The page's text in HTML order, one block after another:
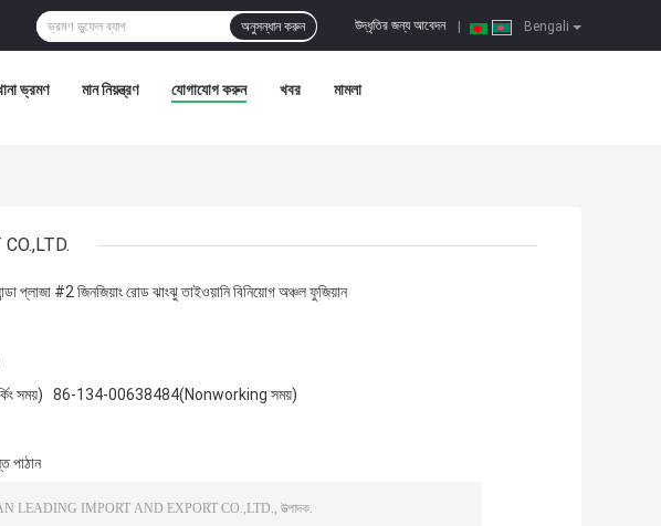
Bengali
উদ্ধৃতির জন্য আবেদন
অনুসন্ধান করুন
ভ্রমণ মান নিয়ন্ত্রণ যোগাযোগ করুন খবর মামলা
প্লাজা #2 জিনজিয়াং রোড ঝাংঝু তাইওয়ানি বিনিয়োগ অঞ্চল ফুজিয়ান
সময়) 86-134-00638484(Nonworking সময়)
পাঠান